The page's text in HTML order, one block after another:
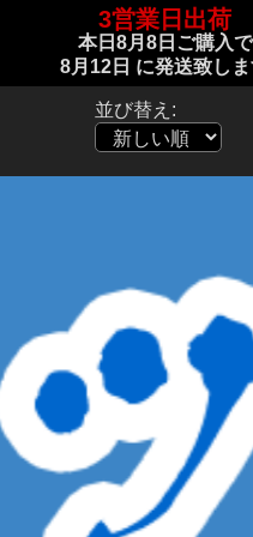
3営業日出荷
本日 8月8日 ご購入で
8月12日 に発送致し
並び替え: